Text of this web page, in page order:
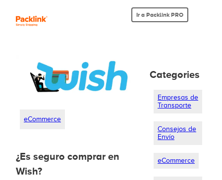
Ir a Packlink PRO
eCommerce
¿Es seguro comprar en
Wish?
Categories
Empresas de
Transporte
Consejos de
Envío
eCommerce